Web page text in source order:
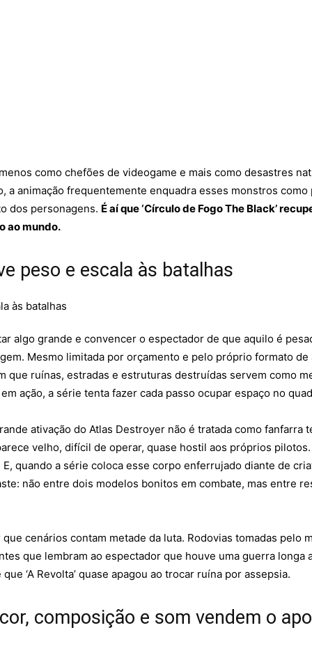
como chefões de videogame e mais como desastres
a animação frequentemente enquadra esses monstros
dos personagens. É aí que ‘Círculo de Fogo The Black’
ao mundo.
peso e escala às batalhas
algo grande e convencer o espectador de que aquilo é
Mesmo limitada por orçamento e pelo próprio formato
que ruínas, estradas e estruturas destruídas servem como
ação, a série tenta fazer cada passo ocupar espaço no
ativação do Atlas Destroyer não é tratada como fanfarra
velho, difícil de operar, quase hostil aos próprios
quando a série coloca esse corpo enferrujado diante de
não entre dois modelos bonitos em combate, mas entre
cenários contam metade da luta. Rodovias tomadas pelo
que lembram ao espectador que houve uma guerra longa
‘A Revolta’ quase apagou ao trocar ruína por assepsia.
composição e som vendem o